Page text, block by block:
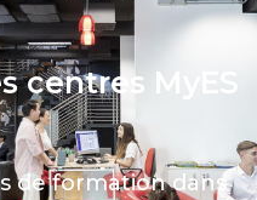
centres MyES
de formation dans